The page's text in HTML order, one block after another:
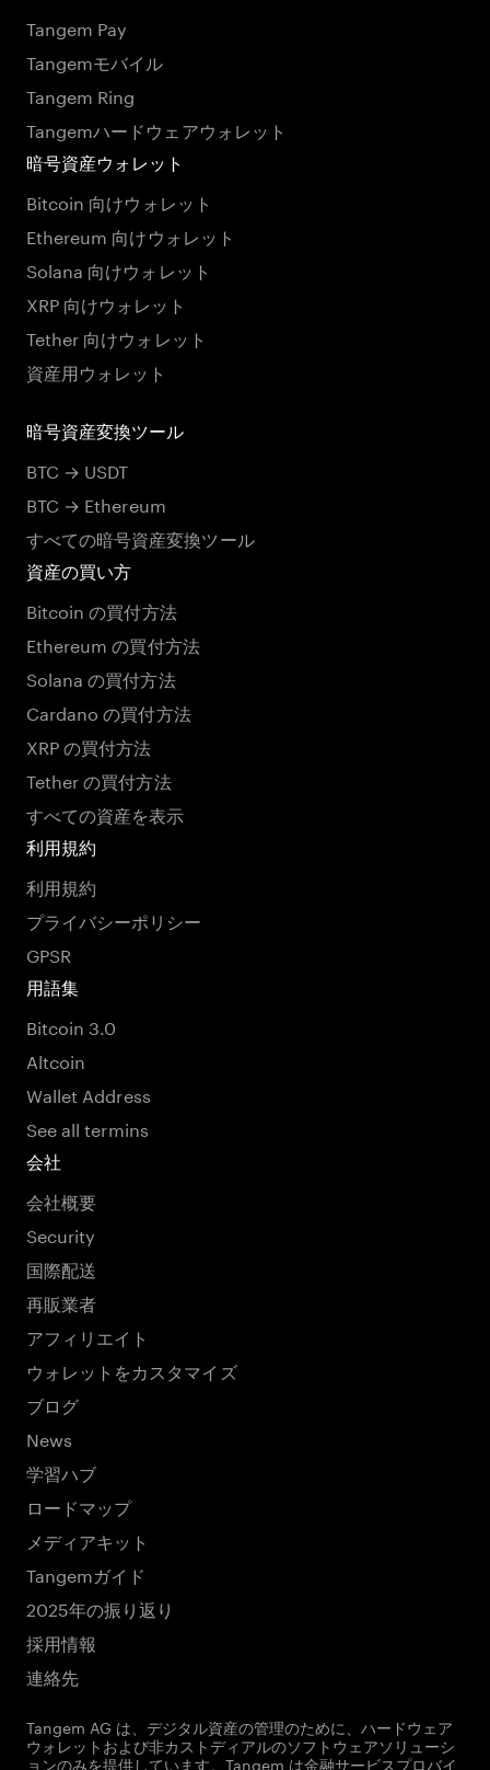
Tangem Pay
Tangemモバイル
Tangem Ring
Tangemハードウェアウォレット
暗号資産ウォレット
Bitcoin 向けウォレット
Ethereum 向けウォレット
Solana 向けウォレット
XRP 向けウォレット
Tether 向けウォレット
資産用ウォレット
暗号資産変換ツール
BTC → USDT
BTC → Ethereum
すべての暗号資産変換ツール
資産の買い方
Bitcoin の買付方法
Ethereum の買付方法
Solana の買付方法
Cardano の買付方法
XRP の買付方法
Tether の買付方法
すべての資産を表示
利用規約
利用規約
プライバシーポリシー
GPSR
用語集
Bitcoin 3.0
Altcoin
Wallet Address
See all termins
会社
会社概要
Security
国際配送
再販業者
アフィリエイト
ウォレットをカスタマイズ
ブログ
News
学習ハブ
ロードマップ
メディアキット
Tangemガイド
2025年の振り返り
採用情報
連絡先
Tangem AG は、デジタル資産の管理のために、ハードウェア
ウォレットおよび非カストディアルのソフトウェアソリューシ
ョンのみを提供しています。Tangem は金融サービスプロバイ